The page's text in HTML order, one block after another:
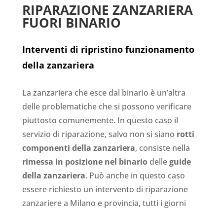
RIPARAZIONE ZANZARIERA
FUORI BINARIO
Interventi di ripristino funzionamento
della zanzariera
La zanzariera che esce dal binario è un’altra
delle problematiche che si possono verificare
piuttosto comunemente. In questo caso il
servizio di riparazione, salvo non si siano rotti
componenti della zanzariera, consiste nella
rimessa in posizione nel binariodelleguide
della zanzariera. Può anche in questo caso
essere richiesto un intervento di riparazione
zanzariere a Milano e provincia, tutti i giorni